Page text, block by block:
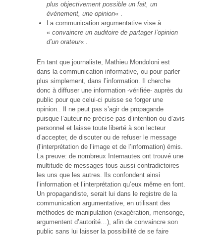
plus objectivement possible un fait, un
événement, une opinion« .
La communication argumentative vise à
« convaincre un auditoire de partager l’opinion
d’un orateur« .
En tant que journaliste, Mathieu Mondoloni est
dans la communication informative, ou pour parler
plus simplement, dans l’information. Il cherche
donc à diffuser une information -vérifiée- auprès du
public pour que celui-ci puisse se forger une
opinion.. Il ne peut pas s’agir de propagande
puisque l’auteur ne précise pas d’intention ou d’avis
personnel et laisse toute liberté à son lecteur
d’accepter, de discuter ou de refuser le message
(l’interprétation de l’image et de l’information) émis.
La preuve: de nombreux Internautes ont trouvé une
multitude de messages tous aussi contradictoires
les uns que les autres. Ils confondent ainsi
l’information et l’interprétation qu’eux même en font.
Un propagandiste, serait lui dans le registre de la
communication argumentative, en utilisant des
méthodes de manipulation (exagération, mensonge,
argumentent d’autorité…), afin de convaincre son
public sans lui laisser la possibilité de se faire